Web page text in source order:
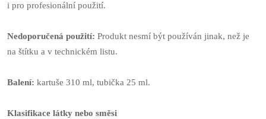
i pro profesionální použití.
Nedoporučená použití: Produkt nesmí být používán jinak, než je
na štítku a v technickém listu.
Balení: kartuše 310 ml, tubička 25 ml.
Klasifikace látky nebo směsi